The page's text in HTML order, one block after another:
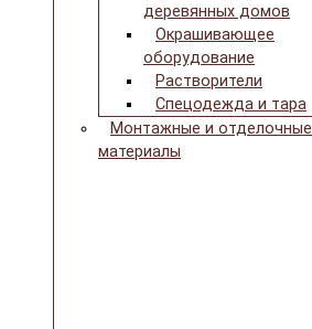
деревянных домов
Окрашивающее
оборудование
Растворители
Спецодежда и тара
Монтажные и отделочные
материалы